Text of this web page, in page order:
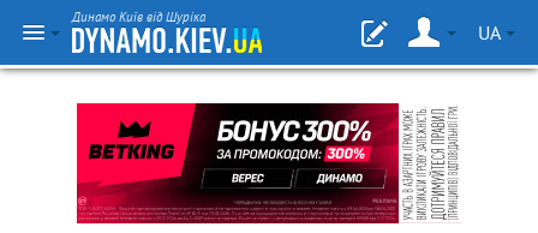
Динамо Київ від Шуріка
UA